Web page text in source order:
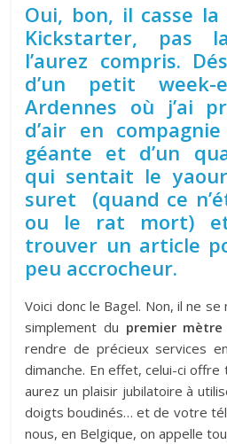
Oui, bon, il casse
Kickstarter, pas
l’aurez compris.
d’un petit
Ardennes où j’ai
d’air en
géante et d’un
qui sentait le
suret (quand ce
ou le rat mort)
trouver un article
peu accrocheur.
Voici donc le Bagel. Non, il ne
simplement du premier
rendre de précieux services
dimanche. En effet, celui-ci
aurez un plaisir jubilatoire à
doigts boudinés… et de votre
nous, en Belgique, on appelle